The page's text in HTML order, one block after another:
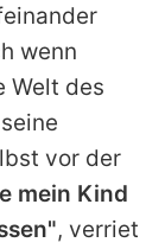
wenn
Welt des
vor der
mein Kind
, verriet